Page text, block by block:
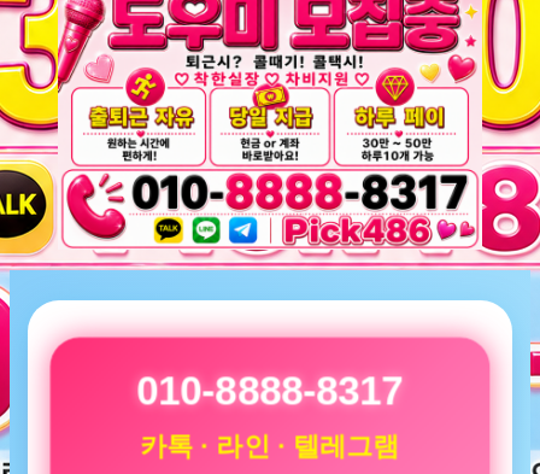
010-8888-8317
카톡 · 라인 · 텔레그램